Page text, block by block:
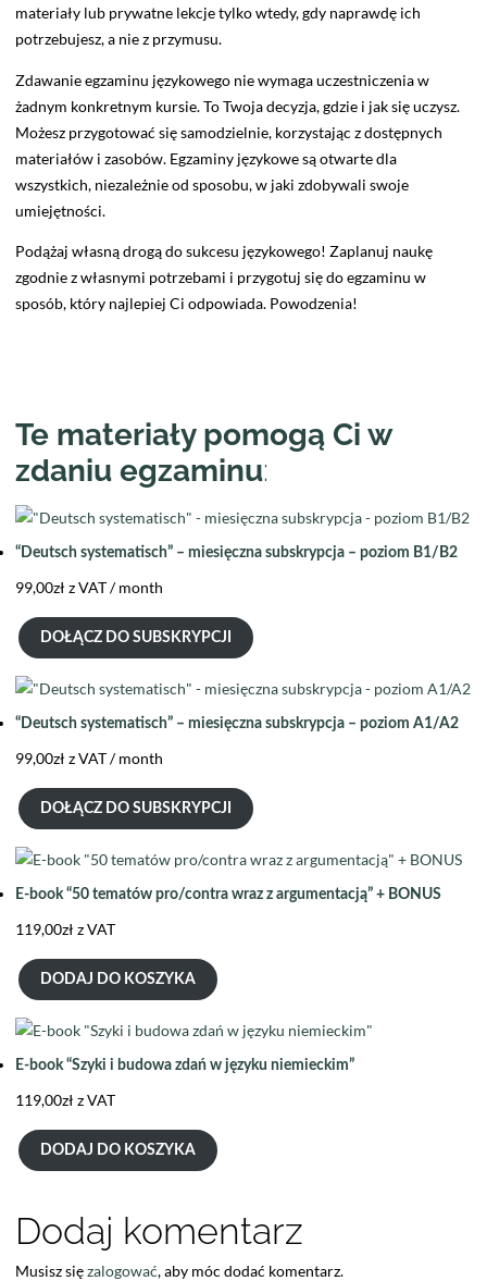
materiały lub prywatne lekcje tylko wtedy, gdy naprawdę ich
potrzebujesz, a nie z przymusu.
Zdawanie egzaminu językowego nie wymaga uczestniczenia w
żadnym konkretnym kursie. To Twoja decyzja, gdzie i jak się uczysz.
Możesz przygotować się samodzielnie, korzystając z dostępnych
materiałów i zasobów. Egzaminy językowe są otwarte dla
wszystkich, niezależnie od sposobu, w jaki zdobywali swoje
umiejętności.
Podążaj własną drogą do sukcesu językowego! Zaplanuj naukę
zgodnie z własnymi potrzebami i przygotuj się do egzaminu w
sposób, który najlepiej Ci odpowiada. Powodzenia!
Te materiały pomogą Ci w
zdaniu egzaminu:
“Deutsch systematisch” – miesięczna subskrypcja – poziom B1/B2
99,00zł z VAT / month
DOŁĄCZ DO SUBSKRYPCJI
“Deutsch systematisch” – miesięczna subskrypcja – poziom A1/A2
99,00zł z VAT / month
DOŁĄCZ DO SUBSKRYPCJI
E-book “50 tematów pro/contra wraz z argumentacją” + BONUS
119,00zł z VAT
DODAJ DO KOSZYKA
E-book “Szyki i budowa zdań w języku niemieckim”
119,00zł z VAT
DODAJ DO KOSZYKA
Dodaj komentarz
Musisz sięzalogować, aby móc dodać komentarz.